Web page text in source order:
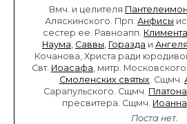
Вмч. и целителя
Аляскинского. Прп. Анфисы
сестер ее. Равноапп. Климента
Наума Саввы Горазда и
Кочанова, Христа ради
Свт. Иоасафа , митр.
Смоленских святых . Сщмч.
Сарапульского. Сщмч. Платона
пресвитера. Сщмч. Иоанна
Поста нет.